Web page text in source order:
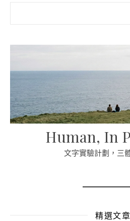
Human, In
文字實驗計劃，三
精選文章